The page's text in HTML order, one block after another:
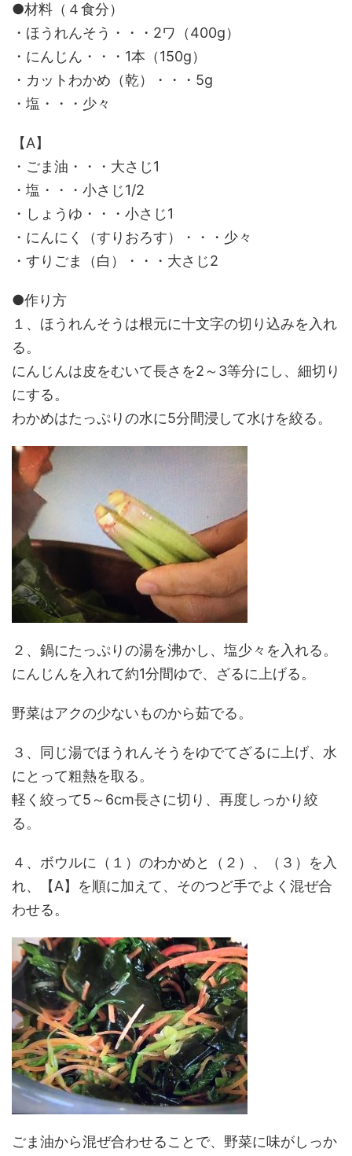
●材料（４食分）
・ほうれんそう・・・2ワ（400g）
・にんじん・・・1本（150g）
・カットわかめ（乾）・・・5g
・塩・・・少々
【A】
・ごま油・・・大さじ1
・塩・・・小さじ1/2
・しょうゆ・・・小さじ1
・にんにく（すりおろす）・・・少々
・すりごま（白）・・・大さじ2
●作り方
１、ほうれんそうは根元に十文字の切り込みを入れ
る。
にんじんは皮をむいて長さを2～3等分にし、細切り
にする。
わかめはたっぷりの水に5分間浸して水けを絞る。
２、鍋にたっぷりの湯を沸かし、塩少々を入れる。
にんじんを入れて約1分間ゆで、ざるに上げる。
野菜はアクの少ないものから茹でる。
３、同じ湯でほうれんそうをゆでてざるに上げ、水
にとって粗熱を取る。
軽く絞って5～6cm長さに切り、再度しっかり絞
る。
４、ボウルに（１）のわかめと（２）、（３）を入
れ、【A】を順に加えて、そのつど手でよく混ぜ合
わせる。
ごま油から混ぜ合わせることで、野菜に味がしっか